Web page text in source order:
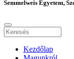
Semmelweis Egyetem,
Kezdőlap